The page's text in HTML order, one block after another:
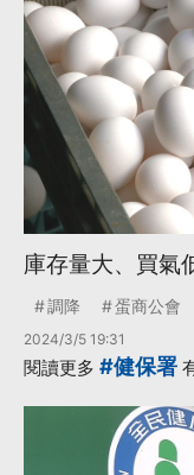
庫存量大、買氣
調降 蛋商公會
2024/3/5 19:31
閱讀更多 #健保署